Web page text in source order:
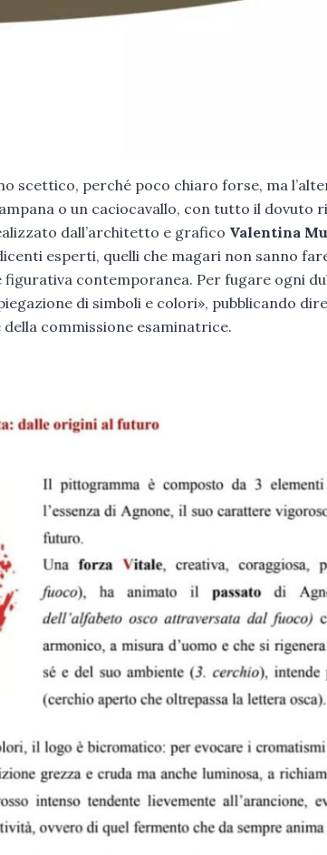
scettico, perché poco chiaro forse, ma
o un caciocavallo, con tutto il
dall’architetto e grafico Valentina
esperti, quelli che magari non sanno
contemporanea. Per fugare ogni
di simboli e colori», pubblicando
commissione esaminatrice.